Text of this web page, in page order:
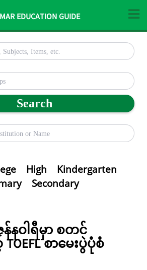
EDUCATION GUIDE
Search
High
Kindergarten
Secondary
နဝါရီမှာ စတင်
စာမေးပွဲပုံစံ